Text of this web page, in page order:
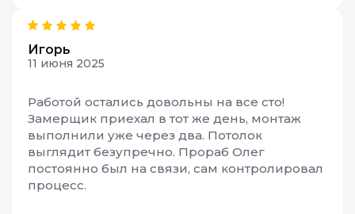
Игорь
11 июня 2025
Работой остались довольны на все сто!
Замерщик приехал в тот же день, монтаж
выполнили уже через два. Потолок
выглядит безупречно. Прораб Олег
постоянно был на связи, сам контролировал
процесс.